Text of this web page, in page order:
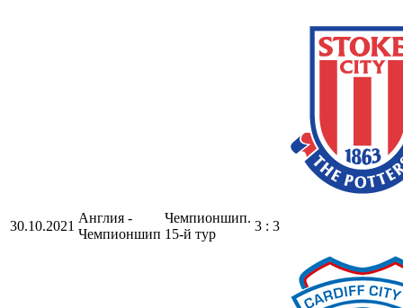
30.10.2021
Англия -
Чемпионшип
Чемпионшип.
15-й тур
3 : 3